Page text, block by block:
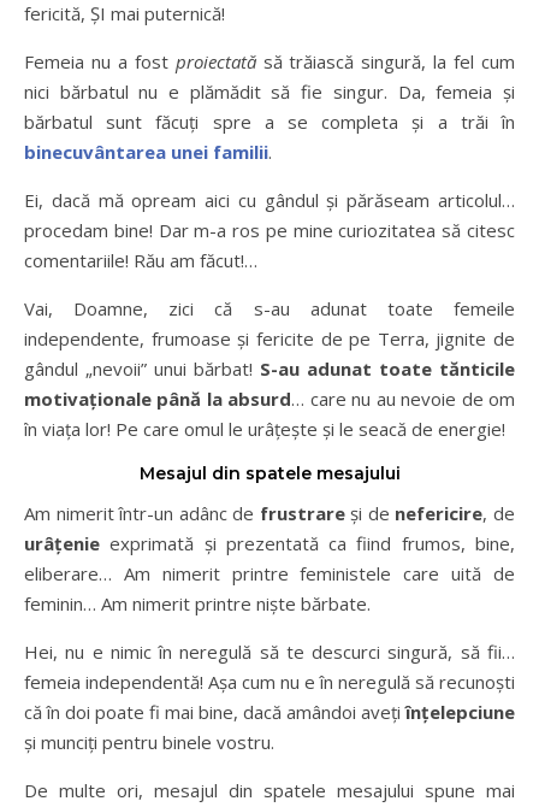
fericită, ȘI mai puternică!
Femeia nu a fost proiectatăsă trăiască singură, la fel cum
nici bărbatul nu e plămădit să fie singur. Da, femeia și
bărbatul sunt făcuți spre a se completa și a trăi în
binecuvântarea unei familii.
Ei, dacă mă opream aici cu gândul și părăseam articolul…
procedam bine! Dar m-a ros pe mine curiozitatea să citesc
comentariile! Rău am făcut!…
Vai, Doamne, zici că s-au adunat toate femeile
independente, frumoase și fericite de pe Terra, jignite de
gândul „nevoii” unui bărbat! S-au adunat toate tănticile
motivaționale până la absurd… care nu au nevoie de om
în viața lor! Pe care omul le urâțește și le seacă de energie!
Mesajul din spatele mesajului
Am nimerit într-un adânc de frustrareși de nefericire, de
urâțenie exprimată și prezentată ca fiind frumos, bine,
eliberare… Am nimerit printre feministele care uită de
feminin… Am nimerit printre niște bărbate.
Hei, nu e nimic în neregulă să te descurci singură, să fii…
femeia independentă! Așa cum nu e în neregulă să recunoști
că în doi poate fi mai bine, dacă amândoi avețiînțelepciune
și munciți pentru binele vostru.
De multe ori, mesajul din spatele mesajului spune mai